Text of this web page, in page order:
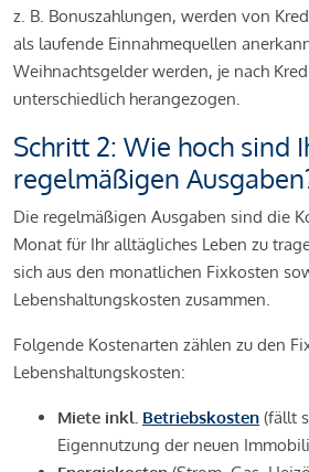
z. B. Bonuszahlungen, werden von
als laufende Einnahmequellen
Weihnachtsgelder werden, je nach
unterschiedlich herangezogen.
Schritt 2: Wie hoch sind
regelmäßigen
Die regelmäßigen Ausgaben sind die
Monat für Ihr alltägliches Leben zu
sich aus den monatlichen Fixkosten
Lebenshaltungskosten zusammen.
Folgende Kostenarten zählen zu den
Lebenshaltungskosten:
Miete inkl. Betriebskosten (fällt
Eigennutzung der neuen